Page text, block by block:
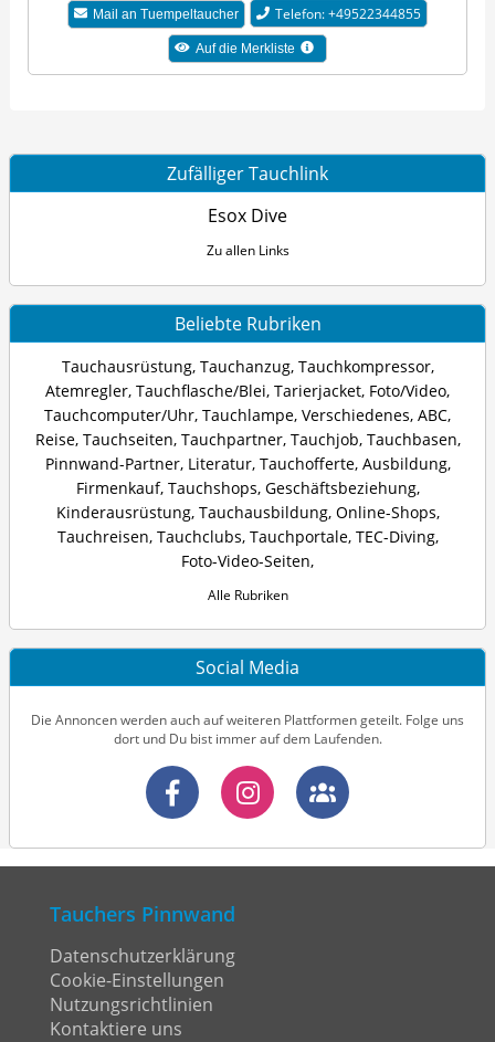
Mail an Tuempeltaucher Telefon: +49522344855
Auf die Merkliste
Zufälliger Tauchlink
Esox Dive
Zu allen Links
Beliebte Rubriken
Tauchausrüstung, Tauchanzug, Tauchkompressor,
Atemregler, Tauchflasche/Blei, Tarierjacket, Foto/Video,
Tauchcomputer/Uhr, Tauchlampe, Verschiedenes, ABC,
Reise, Tauchseiten, Tauchpartner, Tauchjob, Tauchbasen,
Pinnwand-Partner, Literatur, Tauchofferte, Ausbildung,
Firmenkauf, Tauchshops, Geschäftsbeziehung,
Kinderausrüstung, Tauchausbildung, Online-Shops,
Tauchreisen, Tauchclubs, Tauchportale, TEC-Diving,
Foto-Video-Seiten,
Alle Rubriken
Social Media
Die Annoncen werden auch auf weiteren Plattformen geteilt. Folge uns
dort und Du bist immer auf dem Laufenden.
Tauchers Pinnwand
Datenschutzerklärung
Cookie-Einstellungen
Nutzungsrichtlinien
Kontaktiere uns